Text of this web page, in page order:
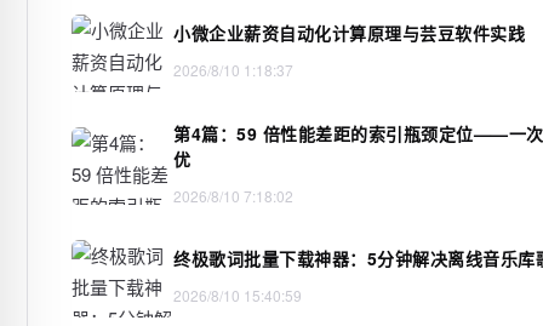
小微企业薪资自动化计算原理与芸豆软件实践
2026/8/10 1:18:37
第4篇：59 倍性能差距的索引瓶颈定位——一
优
2026/8/10 7:18:02
终极歌词批量下载神器：5分钟解决离线音乐库
2026/8/10 15:40:59